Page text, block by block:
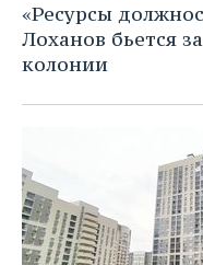
«Ресурсы
Лоханов бьется
колонии